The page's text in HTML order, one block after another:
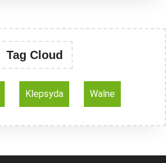
Tag Cloud
Klepsyda Walne